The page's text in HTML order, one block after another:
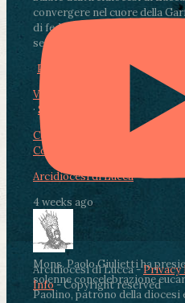
convergere nel cuore della
di fedeli, operatori sanitari,
segnate dalla malattia.
Photo
View on Facebook
· Share
Condividi su Facebook
Condividi su LinkedIn
Arcidiocesi di Lucca
4 weeks ago
Mons. Paolo Giulietti ha
solenne concelebrazione
Paolino, patrono della diocesi
Arcidiocesi di Lucca -Privacy
Info- Copyright reserved